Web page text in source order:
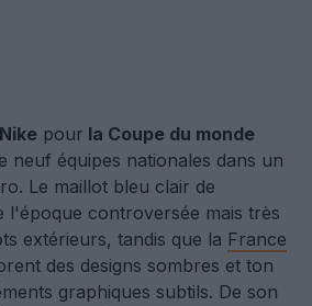
pour la Coupe du monde
neuf équipes nationales dans un
Le maillot bleu clair de
l'époque controversée mais très
extérieurs, tandis que la France
des designs sombres et ton
graphiques subtils. De son